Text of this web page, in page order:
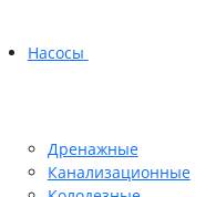
Насосы
Дренажные
Канализационные